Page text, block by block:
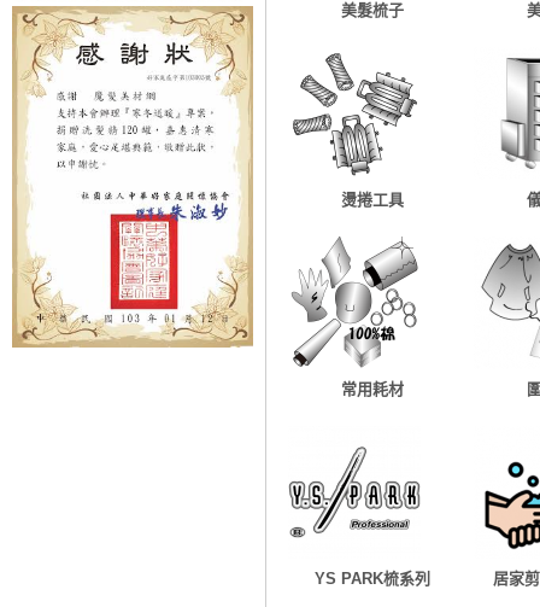
美髮梳子
燙捲工具
常用耗材
YS PARK梳系列 居家